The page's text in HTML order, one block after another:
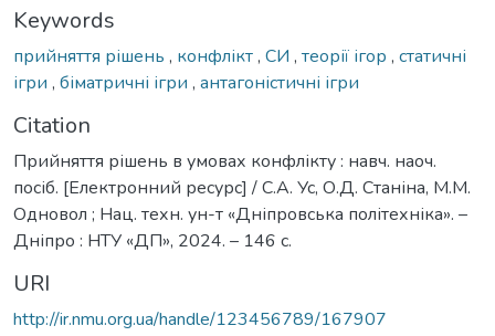
Keywords
прийняття рішень , конфлікт, СИ , теорії ігор , статичні
ігри , біматричні ігри , антагоністичні ігри
Citation
Прийняття рішень в умовах конфлікту : навч. наоч.
посіб. [Електронний ресурс] / С.А. Ус, О.Д. Станіна, М.М.
Одновол ; Нац. техн. ун-т «Дніпровська політехніка». –
Дніпро : НТУ «ДП», 2024. – 146 с.
URI
http://ir.nmu.org.ua/handle/123456789/167907